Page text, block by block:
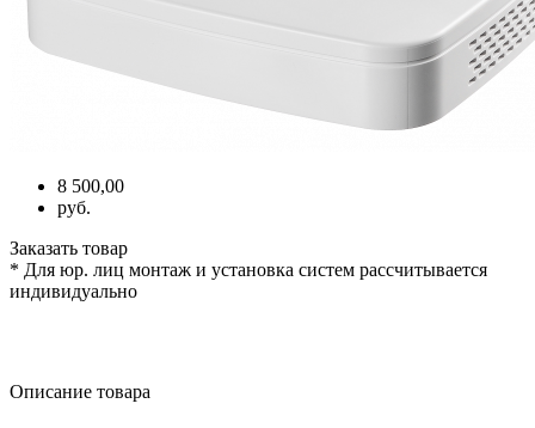
8 500,00
руб.
Заказать товар
* Для юр. лиц монтаж и установка систем рассчитывается
индивидуально
Описание товара